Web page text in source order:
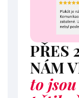
PŘES
NÁM
to